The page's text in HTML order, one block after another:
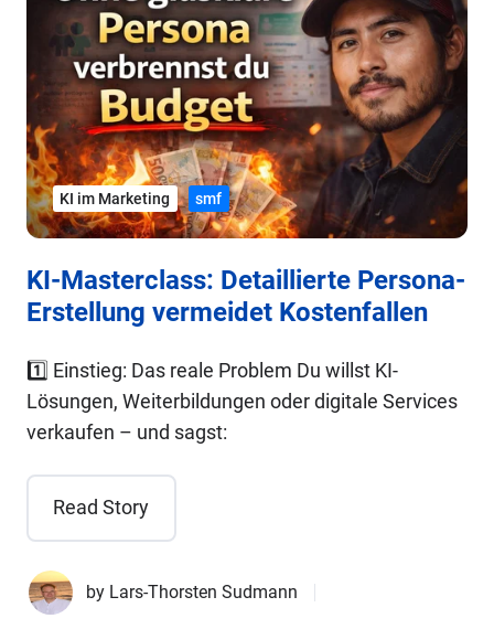
KI-Masterclass: Detaillierte Persona-
Erstellung vermeidet Kostenfallen
1️⃣ Einstieg: Das reale Problem Du willst KI-
Lösungen, Weiterbildungen oder digitale Services
verkaufen – und sagst:
Read Story
by Lars-Thorsten Sudmann
KI im Marketing smf